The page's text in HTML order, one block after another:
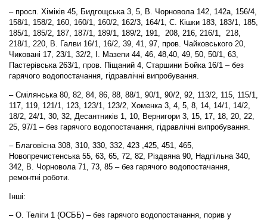
– просп. Хіміків 45, Бидгощська 3, 5, В. Чорновола 142, 142а, 156/4,
158/1, 158/2, 160, 160/1, 160/2, 162/3, 164/1, С. Кішки 183, 183/1, 185,
185/1, 185/2, 187, 187/1, 189/1, 189/2, 191, 208, 216, 216/1, 218,
218/1, 220, В. Галви 16/1, 16/2, 39, 41, 97, пров. Чайковського 20,
Чиковані 17, 23/1, 32/2, І. Мазепи 44, 46, 48,40, 49, 50, 50/1, 63,
Пастерівська 263/1, пров. Піщаний 4, Старшини Бойка 16/1 – без
гарячого водопостачання, гідравлічні випробування.
– Смілянська 80, 82, 84, 86, 88, 88/1, 90/1, 90/2, 92, 113/2, 115, 115/1,
117, 119, 121/1, 123, 123/1, 123/2, Хоменка 3, 4, 5, 8, 14, 14/1, 14/2,
18/2, 24/1, 30, 32, Десантників 1, 10, Вернигори 3, 15, 17, 18, 20, 22,
25, 97/1 – без гарячого водопостачання, гідравлічні випробування.
– Благовісна 308, 310, 330, 332, 423 ,425, 451, 465,
Новопречистенська 55, 63, 65, 72, 82, Різдвяна 90, Надпільна 340,
342, В. Чорновола 71, 73, 85 – без гарячого водопостачання,
ремонтні роботи.
Інші:
– О. Теліги 1 (ОСББ) – без гарячого водопостачання, порив у